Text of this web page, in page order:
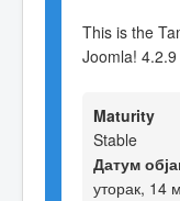
This is the
Joomla! 4.2.9
Maturity
Stable
Датум
уторак, 14